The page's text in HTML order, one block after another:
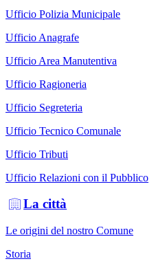
Ufficio Polizia Municipale
Ufficio Anagrafe
Ufficio Area Manutentiva
Ufficio Ragioneria
Ufficio Segreteria
Ufficio Tecnico Comunale
Ufficio Tributi
Ufficio Relazioni con il Pubblico
La città
Le origini del nostro Comune
Storia